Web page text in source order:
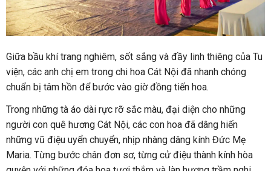
Giữa bầu khí trang nghiêm, sốt sắng và đầy linh thiêng của Tu
viện, các anh chị em trong chi hoa Cát Nội đã nhanh chóng
chuẩn bị tâm hồn để bước vào giờ đồng tiến hoa.
Trong những tà áo dài rực rỡ sắc màu, đại diện cho những
người con quê hương Cát Nội, các con hoa đã dâng hiến
những vũ điệu uyển chuyển, nhịp nhàng dâng kính Đức Mẹ
Maria. Từng bước chân đơn sơ, từng cử điệu thành kính hòa